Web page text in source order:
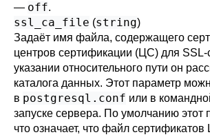
— off.
ssl_ca_file (string)
Задаёт имя файла, содержащего
центров сертификации (ЦС) для
указании относительного пути он
каталога данных. Этот параметр
в postgresql.conf или в
запуске сервера. По умолчанию этот
что означает, что файл